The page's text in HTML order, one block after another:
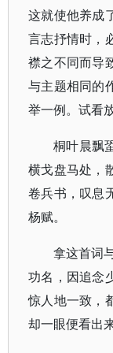
这就使他养成
言志抒情时，
襟之不同而导
与主题相同的
举一例。试看
桐叶晨飘
横戈盘马处，
卷兵书，叹息
杨赋。
拿这首词
功名，因追念
惊人地一致，
却一眼便看出